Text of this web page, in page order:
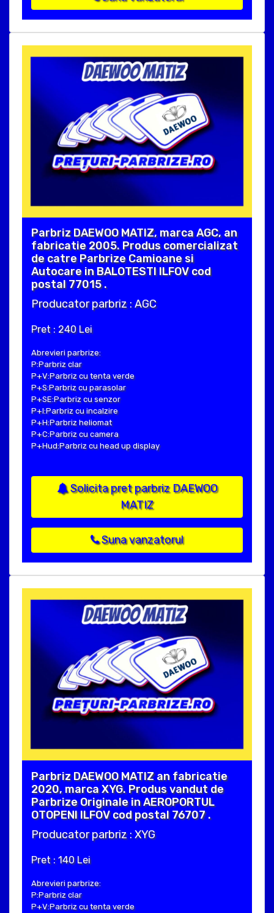
Parbriz DAEWOO MATIZ, marca AGC, an
fabricatie 2005. Produs comercializat
de catre Parbrize Camioane si
Autocare in BALOTESTI ILFOV cod
postal 77015 .
Producator parbriz : AGC
Pret : 240 Lei
Abrevieri parbrize:
P:Parbriz clar
P+V:Parbriz cu tenta verde
P+S:Parbriz cu parasolar
P+SE:Parbriz cu senzor
P+I:Parbriz cu incalzire
P+H:Parbriz heliomat
P+C:Parbriz cu camera
P+Hud:Parbriz cu head up display
Solicita pret parbriz DAEWOO
MATIZ
Suna vanzatorul
Parbriz DAEWOO MATIZ an fabricatie
2020, marca XYG. Produs vandut de
Parbrize Originale in AEROPORTUL
OTOPENI ILFOV cod postal 76707 .
Producator parbriz : XYG
Pret : 140 Lei
Abrevieri parbrize:
P:Parbriz clar
P+V:Parbriz cu tenta verde